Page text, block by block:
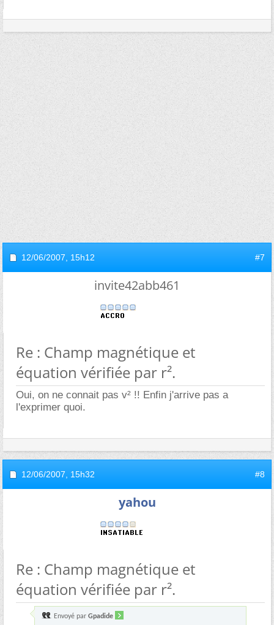
12/06/2007, 15h12 #7
invite42abb461
Re : Champ magnétique et
équation vérifiée par r².
Oui, on ne connait pas v² !! Enfin j'arrive pas a
l'exprimer quoi.
12/06/2007, 15h32 #8
yahou
Re : Champ magnétique et
équation vérifiée par r².
Envoyé par Gpadide